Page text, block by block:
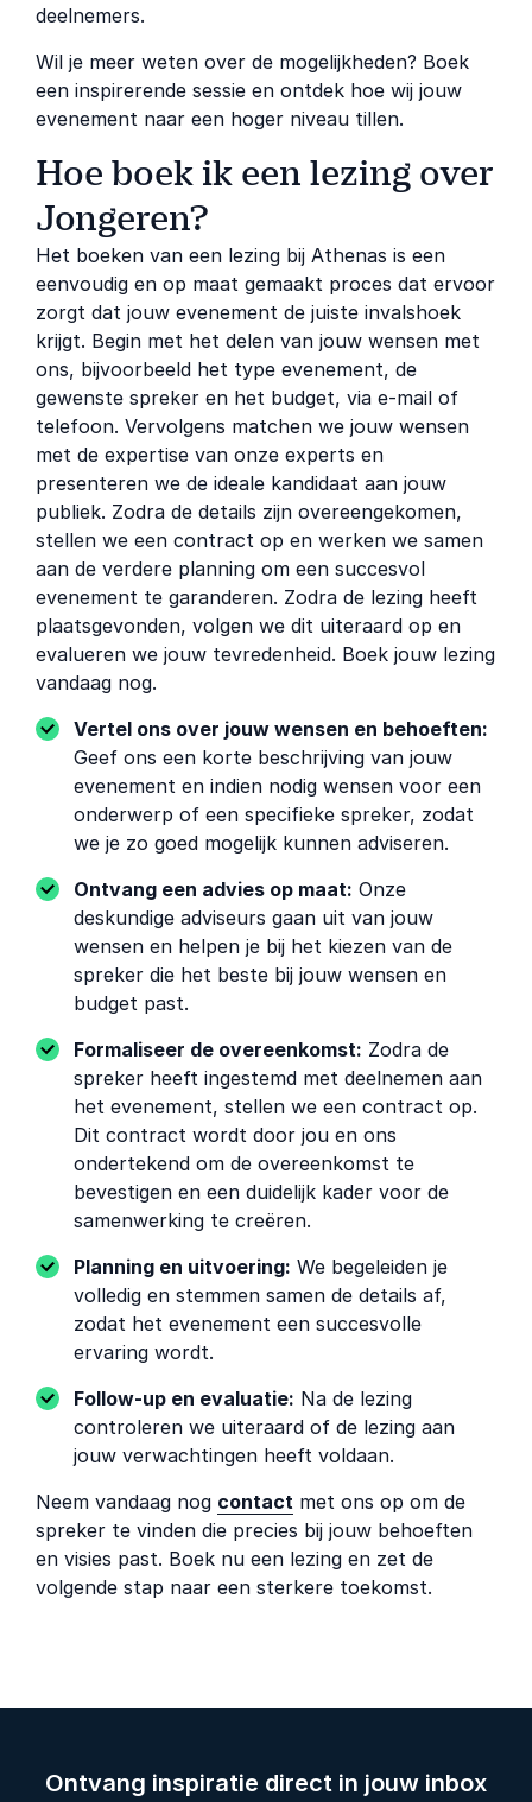
deelnemers.
Wil je meer weten over de mogelijkheden? Boek
een inspirerende sessie en ontdek hoe wij jouw
evenement naar een hoger niveau tillen.
Hoe boek ik een lezing over
Jongeren?
Het boeken van een lezing bij Athenas is een
eenvoudig en op maat gemaakt proces dat ervoor
zorgt dat jouw evenement de juiste invalshoek
krijgt. Begin met het delen van jouw wensen met
ons, bijvoorbeeld het type evenement, de
gewenste spreker en het budget, via e-mail of
telefoon. Vervolgens matchen we jouw wensen
met de expertise van onze experts en
presenteren we de ideale kandidaat aan jouw
publiek. Zodra de details zijn overeengekomen,
stellen we een contract op en werken we samen
aan de verdere planning om een ​​succesvol
evenement te garanderen. Zodra de lezing heeft
plaatsgevonden, volgen we dit uiteraard op en
evalueren we jouw tevredenheid. Boek jouw lezing
vandaag nog.
Vertel ons over jouw wensen en behoeften:
Geef ons een korte beschrijving van jouw
evenement en indien nodig wensen voor een
onderwerp of een specifieke spreker, zodat
we je zo goed mogelijk kunnen adviseren.
Ontvang een advies op maat: Onze
deskundige adviseurs gaan uit van jouw
wensen en helpen je bij het kiezen van de
spreker die het beste bij jouw wensen en
budget past.
Formaliseer de overeenkomst: Zodra de
spreker heeft ingestemd met deelnemen aan
het evenement, stellen we een contract op.
Dit contract wordt door jou en ons
ondertekend om de overeenkomst te
bevestigen en een duidelijk kader voor de
samenwerking te creëren.
Planning en uitvoering: We begeleiden je
volledig en stemmen samen de details af,
zodat het evenement een succesvolle
ervaring wordt.
Follow-up en evaluatie: Na de lezing
controleren we uiteraard of de lezing aan
jouw verwachtingen heeft voldaan.
Neem vandaag nog contact met ons op om de
spreker te vinden die precies bij jouw behoeften
en visies past. Boek nu een lezing en zet de
volgende stap naar een sterkere toekomst.
Ontvang inspiratie direct in jouw inbox